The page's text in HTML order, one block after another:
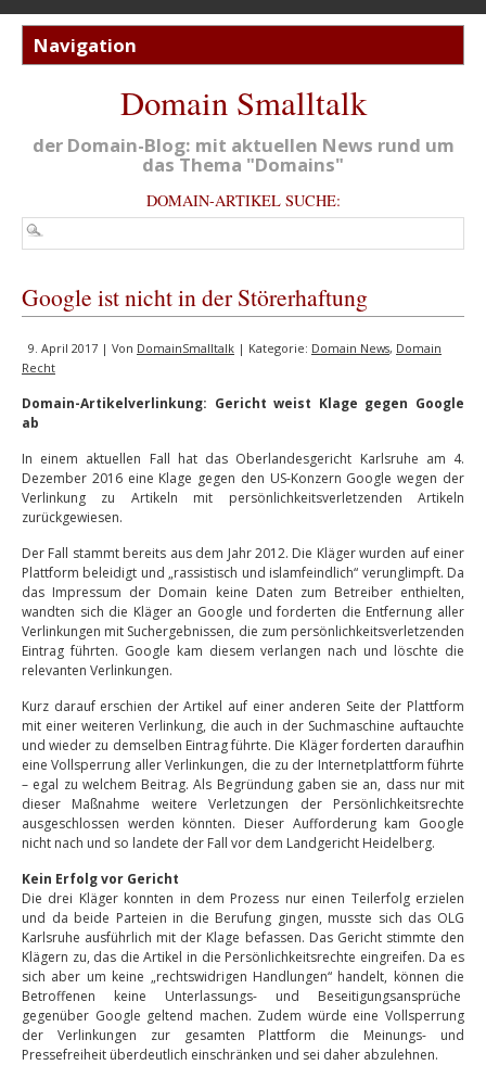
Domain Smalltalk
der Domain-Blog: mit aktuellen News rund um
das Thema "Domains"
DOMAIN-ARTIKEL SUCHE:
Google ist nicht in der Störerhaftung
9. April 2017 | Von DomainSmalltalk | Kategorie: Domain News, Domain
Recht
Domain-Artikelverlinkung: Gericht weist Klage gegen Google
ab
In einem aktuellen Fall hat das Oberlandesgericht Karlsruhe am 4.
Dezember 2016 eine Klage gegen den US-Konzern Google wegen der
Verlinkung zu Artikeln mit persönlichkeitsverletzenden Artikeln
zurückgewiesen.
Der Fall stammt bereits aus dem Jahr 2012. Die Kläger wurden auf einer
Plattform beleidigt und „rassistisch und islamfeindlich“ verunglimpft. Da
das Impressum der Domain keine Daten zum Betreiber enthielten,
wandten sich die Kläger an Google und forderten die Entfernung aller
Verlinkungen mit Suchergebnissen, die zum persönlichkeitsverletzenden
Eintrag führten. Google kam diesem verlangen nach und löschte die
relevanten Verlinkungen.
Kurz darauf erschien der Artikel auf einer anderen Seite der Plattform
mit einer weiteren Verlinkung, die auch in der Suchmaschine auftauchte
und wieder zu demselben Eintrag führte. Die Kläger forderten daraufhin
eine Vollsperrung aller Verlinkungen, die zu der Internetplattform führte
– egal zu welchem Beitrag. Als Begründung gaben sie an, dass nur mit
dieser Maßnahme weitere Verletzungen der Persönlichkeitsrechte
ausgeschlossen werden könnten. Dieser Aufforderung kam Google
nicht nach und so landete der Fall vor dem Landgericht Heidelberg.
Kein Erfolg vor Gericht
Die drei Kläger konnten in dem Prozess nur einen Teilerfolg erzielen
und da beide Parteien in die Berufung gingen, musste sich das OLG
Karlsruhe ausführlich mit der Klage befassen. Das Gericht stimmte den
Klägern zu, das die Artikel in die Persönlichkeitsrechte eingreifen. Da es
sich aber um keine „rechtswidrigen Handlungen“ handelt, können die
Betroffenen keine Unterlassungs- und Beseitigungsansprüche
gegenüber Google geltend machen. Zudem würde eine Vollsperrung
der Verlinkungen zur gesamten Plattform die Meinungs- und
Pressefreiheit überdeutlich einschränken und sei daher abzulehnen.